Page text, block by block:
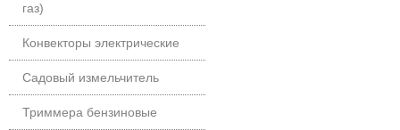
газ)
Конвекторы электрические
Садовый измельчитель
Триммера бензиновые